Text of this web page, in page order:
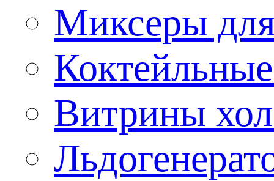
Миксеры
Витрины